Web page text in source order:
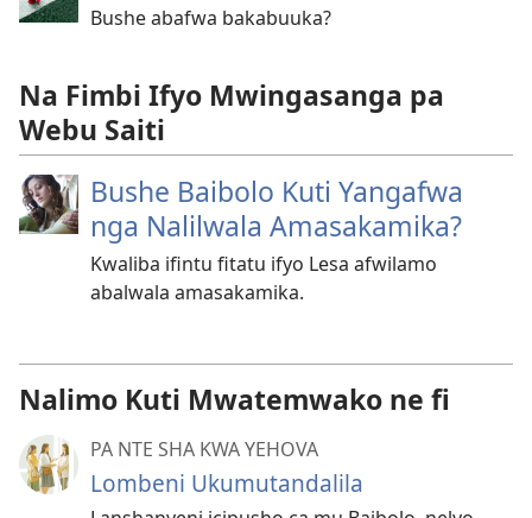
Bushe abafwa bakabuuka?
Na Fimbi Ifyo Mwingasanga pa
Webu Saiti
Bushe Baibolo Kuti Yangafwa
nga Nalilwala Amasakamika?
Kwaliba ifintu fitatu ifyo Lesa afwilamo
abalwala amasakamika.
Nalimo Kuti Mwatemwako ne fi
PA NTE SHA KWA YEHOVA
Lombeni Ukumutandalila